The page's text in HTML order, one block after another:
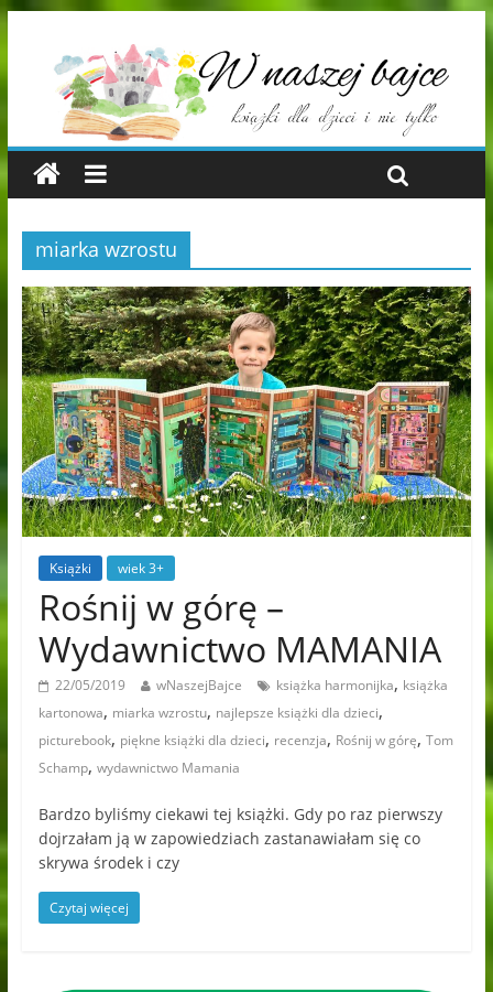
miarka wzrostu
Książki wiek 3+
Rośnij w górę –
Wydawnictwo MAMANIA
22/05/2019 wNaszejBajce książka harmonijka, książka
kartonowa, miarka wzrostu, najlepsze książki dla dzieci,
picturebook, piękne książki dla dzieci, recenzja, Rośnij w górę, Tom
Schamp, wydawnictwo Mamania
Bardzo byliśmy ciekawi tej książki. Gdy po raz pierwszy
dojrzałam ją w zapowiedziach zastanawiałam się co
skrywa środek i czy
Czytaj więcej